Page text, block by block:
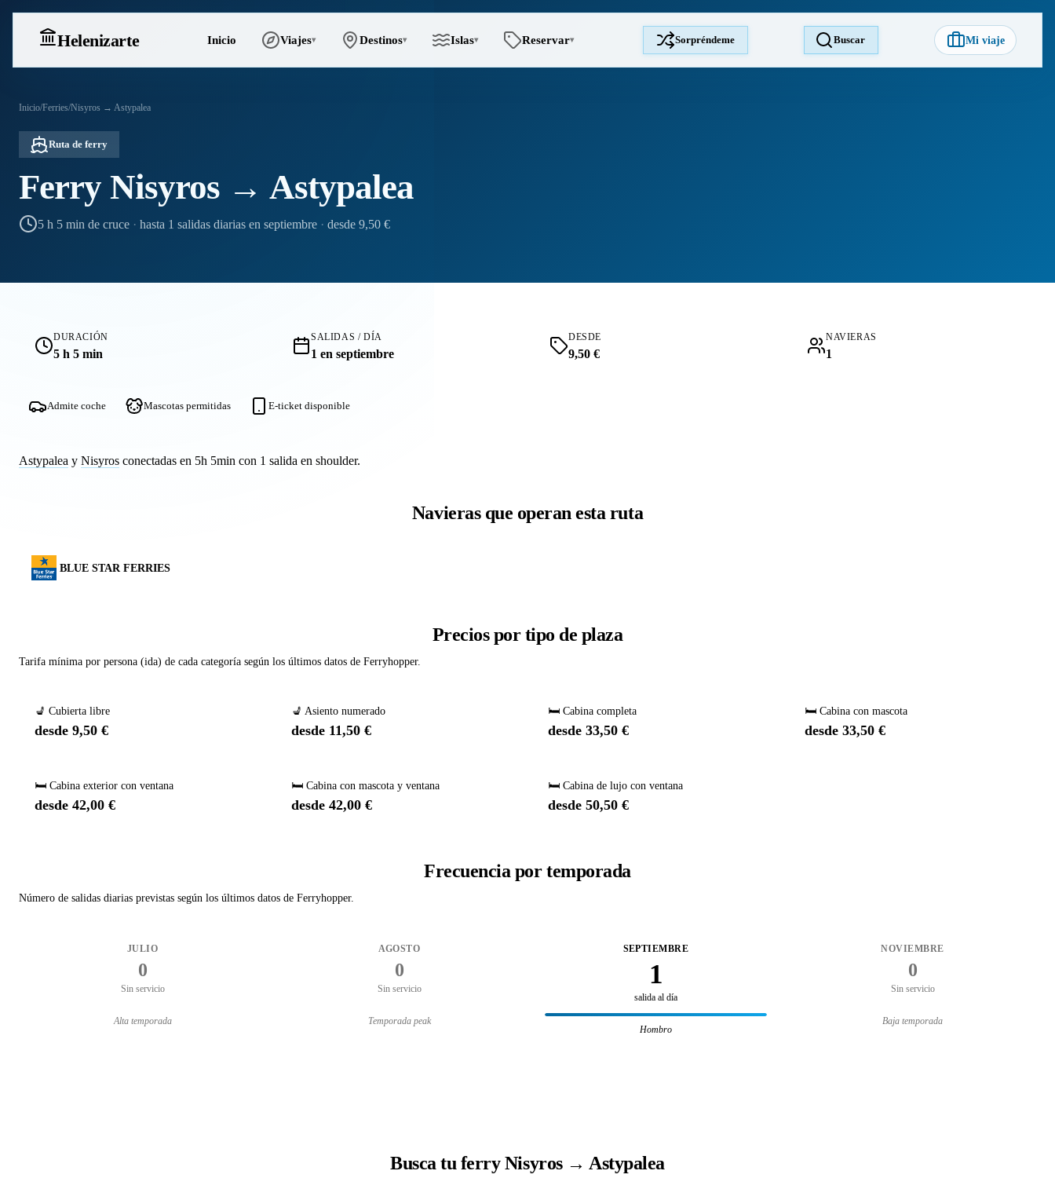
Helenizarte Inicio Viajes▾ Destinos▾ Islas▾ Reservar▾ Sorpréndeme Buscar Mi viaje
Inicio/Ferries/Nisyros → Astypalea
Ruta de ferry
Ferry Nisyros → Astypalea
5 h 5 min de cruce · hasta 1 salidas diarias en septiembre · desde 9,50 €
DURACIÓN
5 h 5 min
SALIDAS / DÍA
1 en septiembre
DESDE
9,50 €
NAVIERAS
1
Admite coche Mascotas permitidas E-ticket disponible
Astypalea y Nisyros conectadas en 5h 5min con 1 salida en shoulder.
Navieras que operan esta ruta
BLUE STAR FERRIES
Precios por tipo de plaza
Tarifa mínima por persona (ida) de cada categoría según los últimos datos de Ferryhopper.
💺 Cubierta libre
desde 9,50 €
💺 Asiento numerado
desde 11,50 €
🛏️ Cabina completa
desde 33,50 €
🛏️ Cabina con mascota
desde 33,50 €
🛏️ Cabina exterior con ventana
desde 42,00 €
🛏️ Cabina con mascota y ventana
desde 42,00 €
🛏️ Cabina de lujo con ventana
desde 50,50 €
Frecuencia por temporada
Número de salidas diarias previstas según los últimos datos de Ferryhopper.
JULIO
0
Sin servicio
Alta temporada
AGOSTO
0
Sin servicio
Temporada peak
SEPTIEMBRE
1
salida al día
Hombro
NOVIEMBRE
0
Sin servicio
Baja temporada
Busca tu ferry Nisyros → Astypalea